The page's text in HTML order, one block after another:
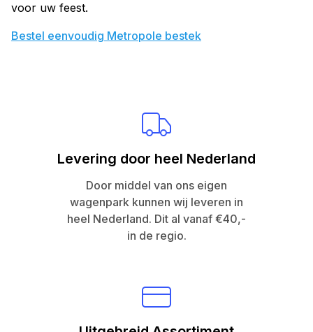
voor uw feest.
Bestel eenvoudig Metropole bestek
Levering door heel Nederland
Door middel van ons eigen
wagenpark kunnen wij leveren in
heel Nederland. Dit al vanaf €40,-
in de regio.